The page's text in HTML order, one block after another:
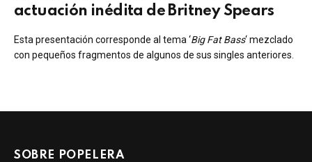
actuación inédita de Britney Spears
Esta presentación corresponde al tema ‘Big Fat Bass‘ mezclado
con pequeños fragmentos de algunos de sus singles anteriores.
SOBRE POPELERA